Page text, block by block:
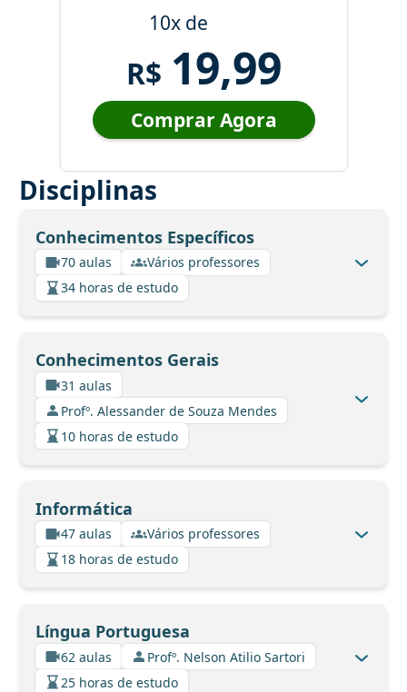
10x de
R$ 19,99
Comprar Agora
Disciplinas
Conhecimentos Específicos
70 aulas
Vários professores
34 horas de estudo
Conhecimentos Gerais
31 aulas
Profº. Alessander de Souza Mendes
10 horas de estudo
Informática
47 aulas
Vários professores
18 horas de estudo
Língua Portuguesa
62 aulas
Profº. Nelson Atilio Sartori
25 horas de estudo